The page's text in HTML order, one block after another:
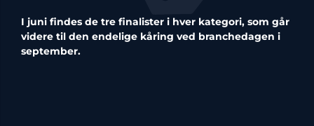
I juni findes de tre finalister i hver kategori, som går
videre til den endelige kåring ved branchedagen i
september.